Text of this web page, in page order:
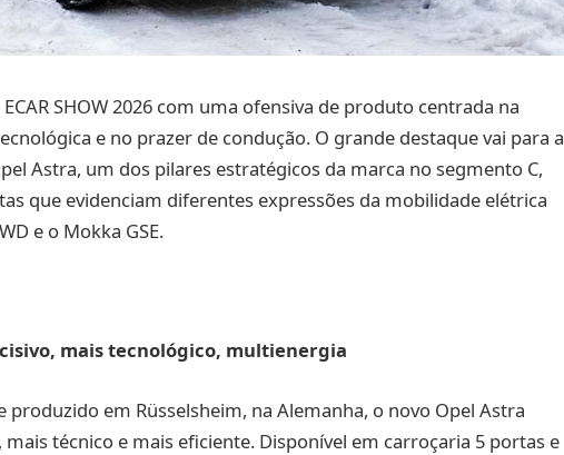
SHOW 2026 com uma ofensiva de produto centrada na
e no prazer de condução. O grande destaque vai para a
Astra, um dos pilares estratégicos da marca no segmento C,
que evidenciam diferentes expressões da mobilidade elétrica
e o Mokka GSE.
mais tecnológico, multienergia
produzido em Rüsselsheim, na Alemanha, o novo Opel Astra
mais técnico e mais eficiente. Disponível em carroçaria 5 portas e